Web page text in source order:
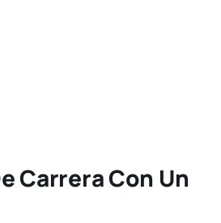
Carrera Con Un